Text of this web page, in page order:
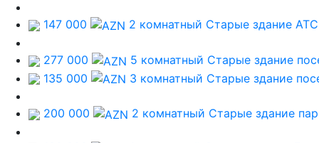
147 000 2 комнатный Старые здание ATC
277 000 5 комнатный Старые здание
135 000
3 комнатный Старые здание
200 000 2 комнатный Старые здание